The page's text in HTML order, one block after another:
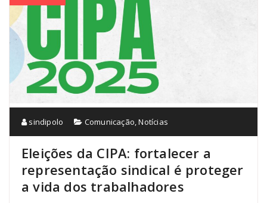
sindipolo Comunicação,Notícias
Eleições da CIPA: fortalecer a
representação sindical é proteger
a vida dos trabalhadores